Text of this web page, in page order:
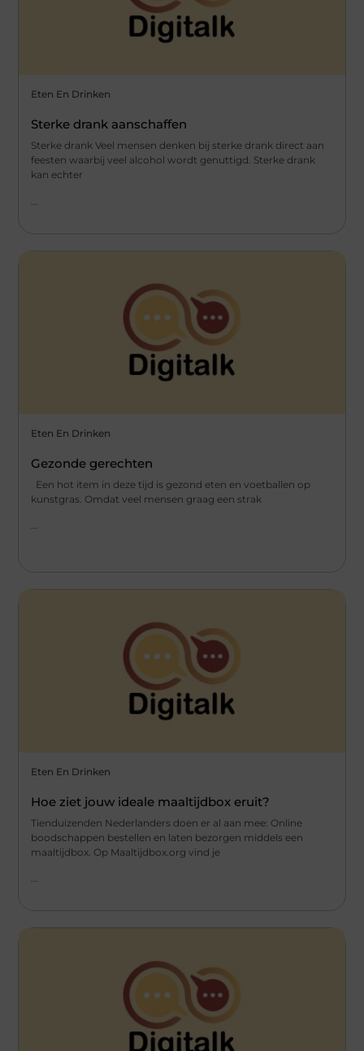
Eten En Drinken
Sterke drank aanschaffen
Sterke drank Veel mensen denken bij sterke drank direct aan
feesten waarbij veel alcohol wordt genuttigd. Sterke drank
kan echter
Eten En Drinken
Gezonde gerechten
Een hot item in deze tijd is gezond eten en voetballen op
kunstgras. Omdat veel mensen graag een strak
Eten En Drinken
Hoe ziet jouw ideale maaltijdbox eruit?
Tienduizenden Nederlanders doen er al aan mee: Online
boodschappen bestellen en laten bezorgen middels een
maaltijdbox. Op Maaltijdbox.org vind je
...